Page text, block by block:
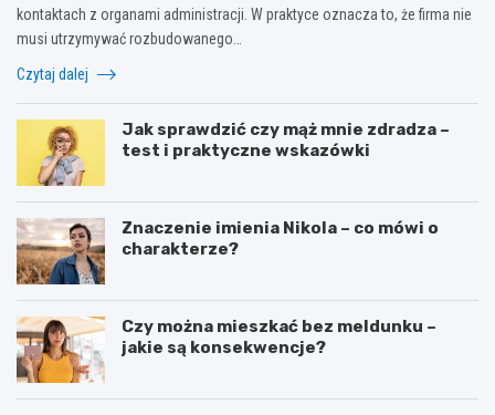
kontaktach z organami administracji. W praktyce oznacza to, że firma nie
musi utrzymywać rozbudowanego…
Czytaj dalej
Jak sprawdzić czy mąż mnie zdradza –
test i praktyczne wskazówki
Znaczenie imienia Nikola – co mówi o
charakterze?
Czy można mieszkać bez meldunku –
jakie są konsekwencje?